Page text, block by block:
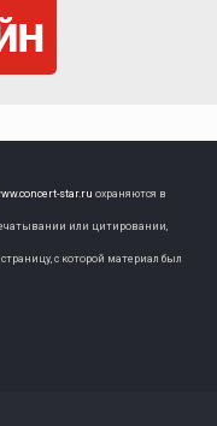
star.ru охраняются в
или цитировании,
с которой материал был